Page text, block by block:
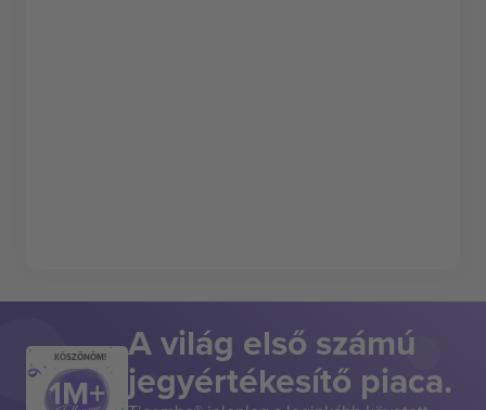
KÖSZÖNÖM! A világ első számú
jegyértékesítő piaca.